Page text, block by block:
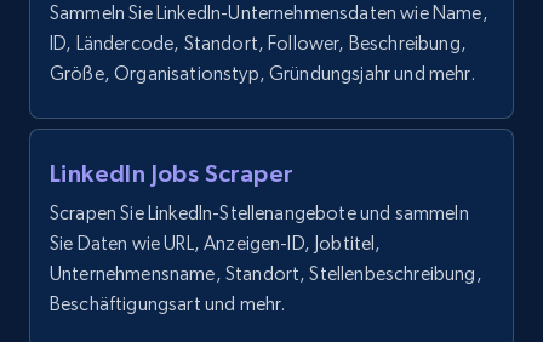
Amazon Reviews
URL, Product name, Product rating, Product
Author name, Asin, and more.
TikTok - Posts
Sammeln Sie LinkedIn-Unternehmensdaten wie Name,
ID, Ländercode, Standort, Follower, Beschreibung,
Größe, Organisationstyp, Gründungsjahr und mehr.
LinkedIn Jobs Scraper
Scrapen Sie LinkedIn-Stellenangebote und sammeln
Sie Daten wie URL, Anzeigen-ID, Jobtitel,
Unternehmensname, Standort, Stellenbeschreibung,
Beschäftigungsart und mehr.